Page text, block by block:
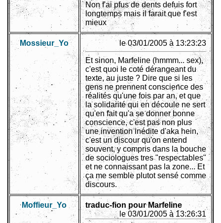
Non f'ai pfus de dents defuis fort
longtemps mais il farait que f'est
mieux
Mossieur_Yo le 03/01/2005 à 13:23:23
Et sinon, Marfeline (hmmm... sex),
c'est quoi le coté dérangeant du
texte, au juste ? Dire que si les
gens ne prennent conscience des
réalités qu'une fois par an, et que
la solidarité qui en découle ne sert
qu'en fait qu'a se donner bonne
conscience, c'est pas non plus
une invention inédite d'aka hein,
c'est un discour qu'on entend
souvent, y compris dans la bouche
de sociologues tres "respectables"
et ne connaissant pas la zone... Et
ça me semble plutot sensé comme
discours.
Moffieur_Yo
traduc-fion pour Marfeline
le 03/01/2005 à 13:26:31